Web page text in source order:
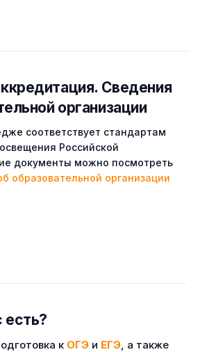
Cведения
организации
соответствует стандартам
Российской
документы можно посмотреть
образовательной организации
есть?
к ОГЭ и ЕГЭ, а также